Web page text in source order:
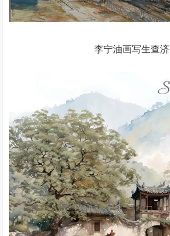
李宁油画写生查济